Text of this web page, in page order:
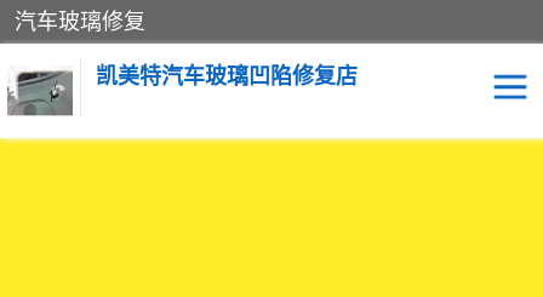
汽车玻璃修复
凯美特汽车玻璃凹陷修复店